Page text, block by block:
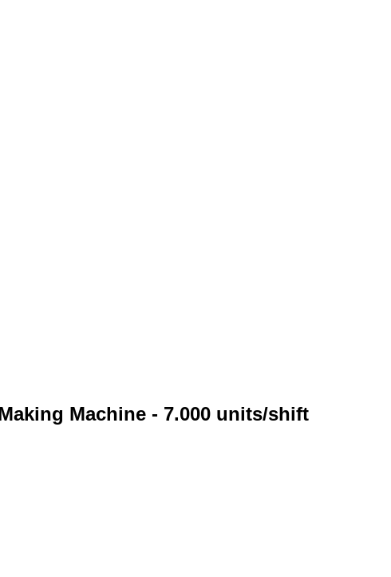
Machine - 7.000 units/shift